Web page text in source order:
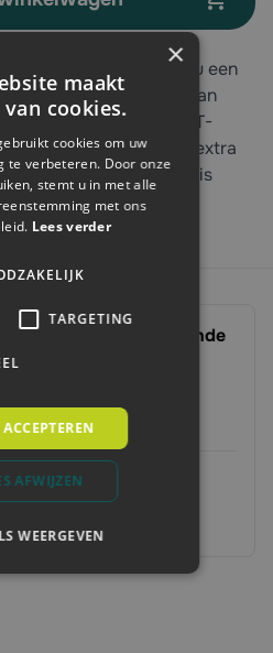
van Talen Tools geeft u een
batssteel is gemaakt van
een doorgestoken T-
geven de steel extra
levensduur. De steel is
voor 14:00, volgende
250 euro
met ons op
geholpen
×
maakt
cookies.
cookies om uw
te verbeteren. Door onze
stemt u in met alle
met ons
Lees verder
TARGETING
AFWIJZEN
WEERGEVEN